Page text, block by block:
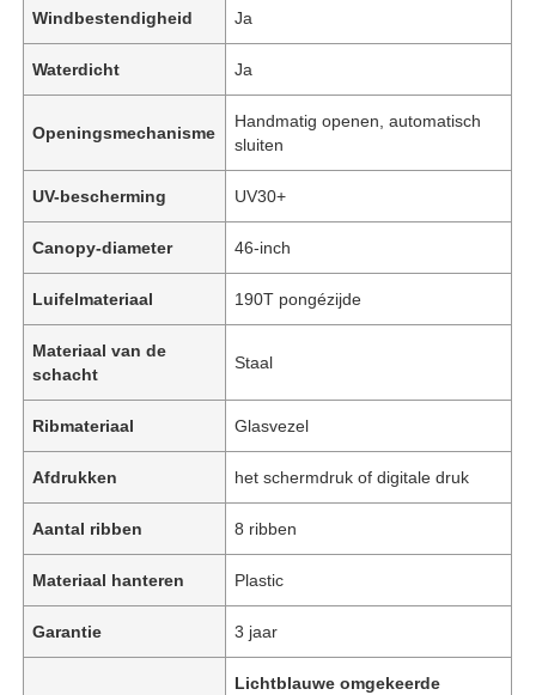
Windbestendigheid Ja
Waterdicht Ja
Openingsmechanisme
Handmatig openen, automatisch
sluiten
UV-bescherming UV30+
Canopy-diameter 46-inch
Luifelmateriaal 190T pongézijde
Materiaal van de
schacht
Staal
Ribmateriaal Glasvezel
Afdrukken het schermdruk of digitale druk
Aantal ribben 8 ribben
Materiaal hanteren Plastic
Garantie 3 jaar
Lichtblauwe omgekeerde